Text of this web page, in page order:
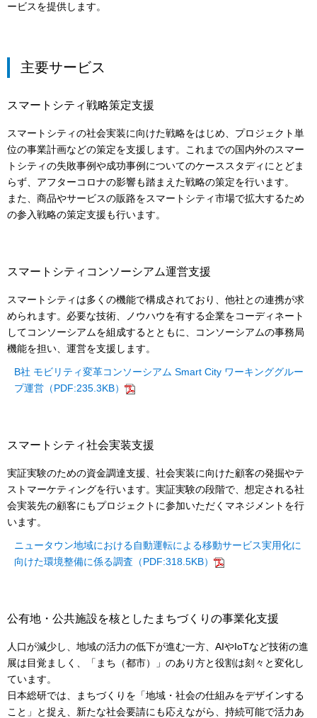
ービスを提供します。
主要サービス
スマートシティ戦略策定支援
スマートシティの社会実装に向けた戦略をはじめ、プロジェクト単
位の事業計画などの策定を支援します。これまでの国内外のスマー
トシティの失敗事例や成功事例についてのケーススタディにとどま
らず、アフターコロナの影響も踏まえた戦略の策定を行います。
また、商品やサービスの販路をスマートシティ市場で拡大するため
の参入戦略の策定支援も行います。
スマートシティコンソーシアム運営支援
スマートシティは多くの機能で構成されており、他社との連携が求
められます。必要な技術、ノウハウを有する企業をコーディネート
してコンソーシアムを組成するとともに、コンソーシアムの事務局
機能を担い、運営を支援します。
B社 モビリティ変革コンソーシアム Smart City ワーキンググルー
プ運営（PDF:235.3KB）
スマートシティ社会実装支援
実証実験のための資金調達支援、社会実装に向けた顧客の発掘やテ
ストマーケティングを行います。実証実験の段階で、想定される社
会実装先の顧客にもプロジェクトに参加いただくマネジメントを行
います。
ニュータウン地域における自動運転による移動サービス実用化に
向けた環境整備に係る調査（PDF:318.5KB）
公有地・公共施設を核としたまちづくりの事業化支援
人口が減少し、地域の活力の低下が進む一方、AIやIoTなど技術の進
展は目覚ましく、「まち（都市）」のあり方と役割は刻々と変化し
ています。
日本総研では、まちづくりを「地域・社会の仕組みをデザインする
こと」と捉え、新たな社会要請にも応えながら、持続可能で活力あ